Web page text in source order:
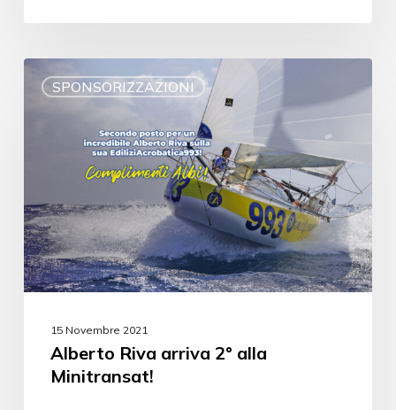
SPONSORIZZAZIONI
15 Novembre 2021
Alberto Riva arriva 2° alla
Minitransat!